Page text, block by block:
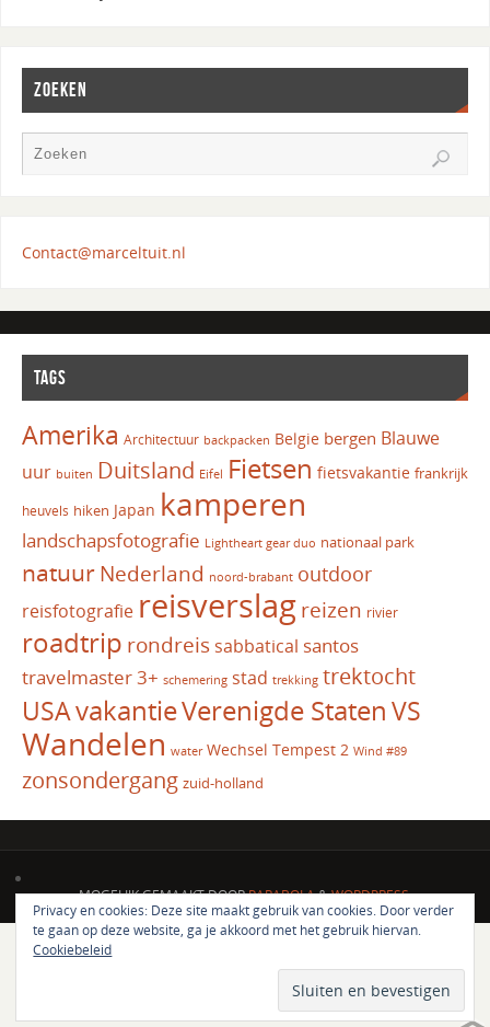
ZOEKEN
Contact@marceltuit.nl
TAGS
Amerika Architectuur backpacken Belgie bergen Blauwe
uur buiten Duitsland Eifel Fietsen fietsvakantie frankrijk
heuvels hiken Japan kamperen
landschapsfotografie Lightheart gear duo nationaal park
natuur Nederland noord-brabant outdoor
reisfotografie reisverslag reizen rivier
roadtrip rondreis sabbatical santos
travelmaster 3+ schemering stad trekking trektocht
USAvakantieVerenigde StatenVS
Wandelen water Wechsel Tempest 2 Wind #89
zonsondergang zuid-holland
MOGELIJK GEMAAKT DOORPARABOLA&WORDPRESS.
Privacy en cookies: Deze site maakt gebruik van cookies. Door verder
te gaan op deze website, ga je akkoord met het gebruik hiervan.
Cookiebeleid